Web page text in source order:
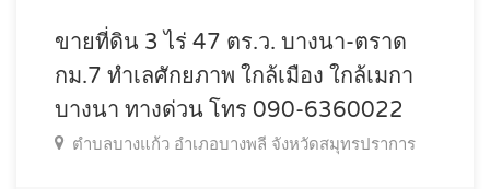
ขายที่ดิน 3 ไร่ 47 ตร.ว. บางนา-ตราด
กม.7 ทำเลศักยภาพ ใกล้เมือง ใกล้เมกา
บางนา ทางด่วน โทร 090-6360022
ตำบลบางแก้ว อำเภอบางพลี จังหวัดสมุทรปราการ